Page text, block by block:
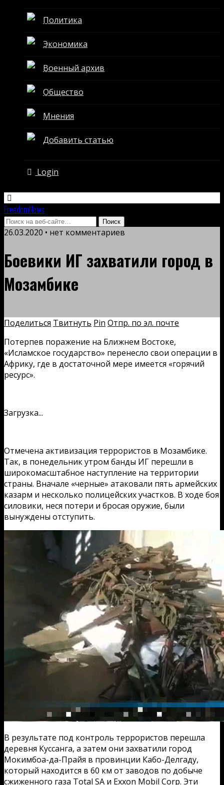
Политика
Экономика
Военный архив
Общество
Мнения
Добавить статью
Login
FreedomNews
26.03.2020 • нет комментариев
Боевики ИГ захватили город в
Мозамбике
Поделиться Твитнуть Pin Отпр. по эл. почте
Потерпев поражение на Ближнем Востоке,
«Исламское государство» перенесло свои операции в
Африку, где в достаточной мере имеется «горячий
ресурс».
Загрузка...
Отмечена активизация террористов в Мозамбике.
Так, в понедельник утром банды ИГ перешли в
широкомасштабное наступление на территории
страны. Вначале «черные» атаковали пять армейских
казарм и несколько полицейских участков. В ходе боя
силовики, неся потери и бросая оружие, были
вынуждены отступить.
В результате под контроль террористов перешла
деревня Куссанга, а затем они захватили город
Мокимбоа-да-Прайя в провинции Кабо-Делгаду,
который находится в 60 км от заводов по добыче
сжиженного газа Total SA и Exxon Mobil Corp. Эти